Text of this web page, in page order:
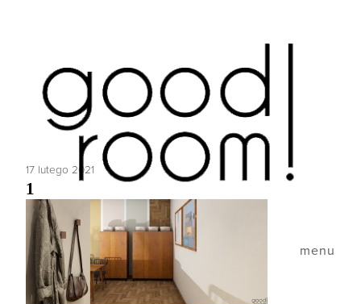
menu
17 lutego 2021
1